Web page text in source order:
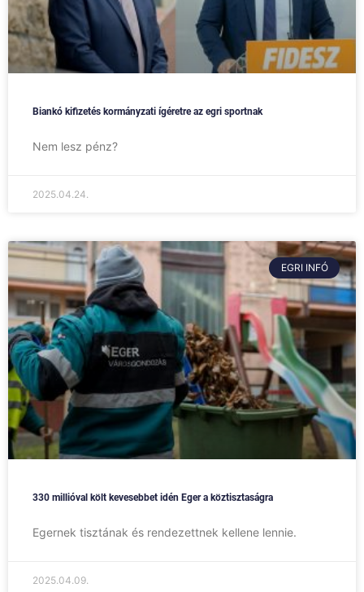
Biankó kifizetés kormányzati ígéretre az egri sportnak
Nem lesz pénz?
2025.04.24.
EGRI INFÓ
330 millióval költ kevesebbet idén Eger a köztisztaságra
Egernek tisztának és rendezettnek kellene lennie.
2025.04.09.